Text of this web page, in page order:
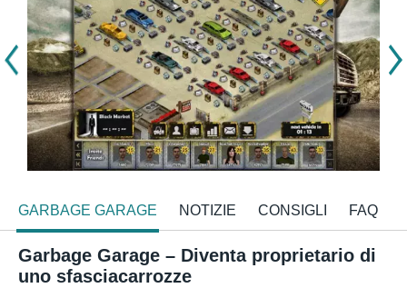
GARBAGE GARAGE NOTIZIE CONSIGLI FAQ
Garbage Garage – Diventa proprietario di
uno sfasciacarrozze